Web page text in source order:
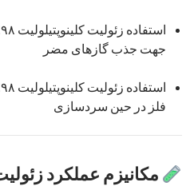
جهت جذب گازهای مضر
فلز در حین سردسازی
مکانیزم عملکرد